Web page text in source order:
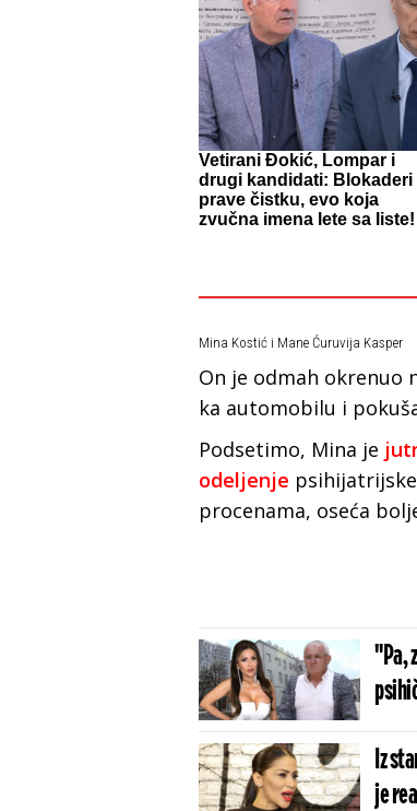
Vetirani Đokić, Lompar i
drugi kandidati: Blokaderi
prave čistku, evo koja
zvučna imena lete sa liste!
Mina Kostić i Mane Ćuruvija Kasper
On je odmah okrenuo
ka automobilu i
Podsetimo, Mina je
odeljenje
procenama, oseća
"Pa,
Iz
je